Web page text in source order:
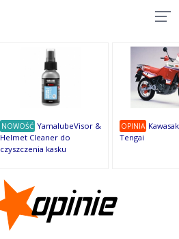
NOWOŚĆ YamalubeVisor &
Helmet Cleaner do
czyszczenia kasku
OPINIA
Tengai